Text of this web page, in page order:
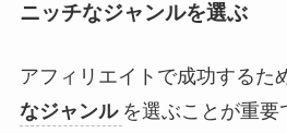
ニッチなジャンルを選ぶ
アフィリエイトで成功するた
なジャンル を選ぶことが重